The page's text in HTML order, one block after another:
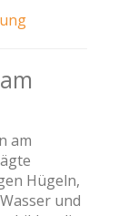
am
Hügeln,
und